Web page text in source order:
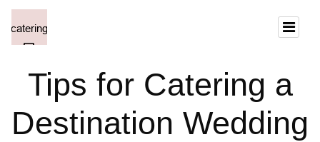
Tips for Catering a
Destination Wedding